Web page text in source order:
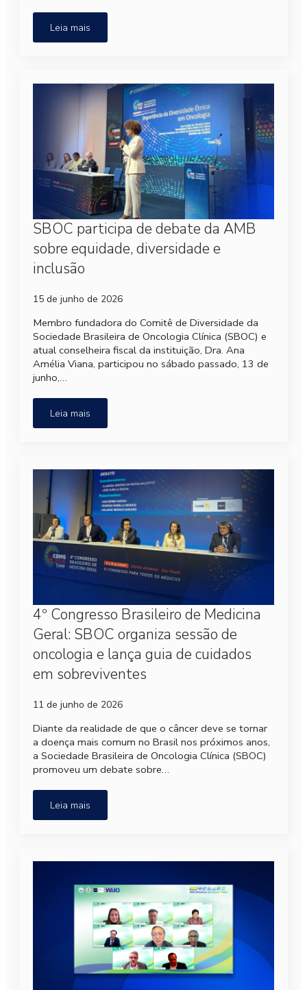
Leia mais
SBOC participa de debate da AMB
sobre equidade, diversidade e
inclusão
15 de junho de 2026
Membro fundadora do Comitê de Diversidade da
Sociedade Brasileira de Oncologia Clínica (SBOC) e
atual conselheira fiscal da instituição, Dra. Ana
Amélia Viana, participou no sábado passado, 13 de
junho,…
Leia mais
4º Congresso Brasileiro de Medicina
Geral: SBOC organiza sessão de
oncologia e lança guia de cuidados
em sobreviventes
11 de junho de 2026
Diante da realidade de que o câncer deve se tornar
a doença mais comum no Brasil nos próximos anos,
a Sociedade Brasileira de Oncologia Clínica (SBOC)
promoveu um debate sobre…
Leia mais